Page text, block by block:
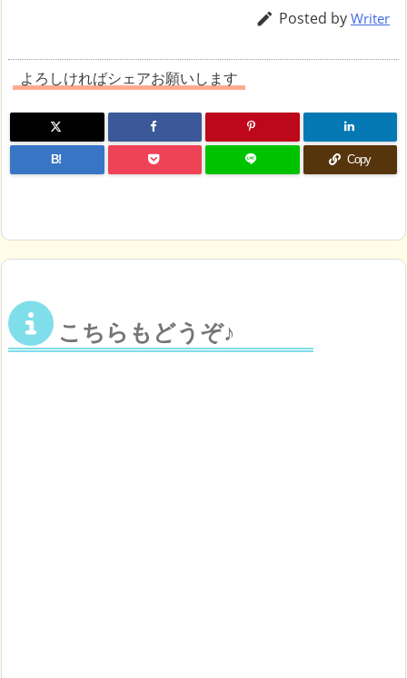
 Posted by Writer
よろしければシェアお願いします
B! Copy
こちらもどうぞ♪